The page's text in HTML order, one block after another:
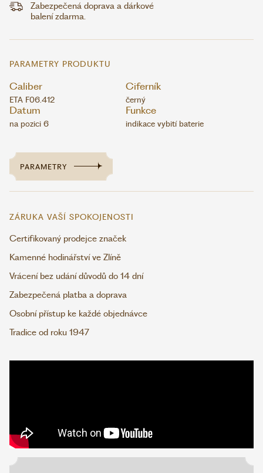
Zabezpečená doprava a dárkové
balení zdarma.
PARAMETRY PRODUKTU
Caliber
ETA F06.412
Ciferník
černý
Datum
na pozici 6
Funkce
indikace vybití baterie
PARAMETRY
ZÁRUKA VAŠÍ SPOKOJENOSTI
Certifikovaný prodejce značek
Kamenné hodinářství ve Zlíně
Vrácení bez udání důvodů do 14 dní
Zabezpečená platba a doprava
Osobní přístup ke každé objednávce
Tradice od roku 1947